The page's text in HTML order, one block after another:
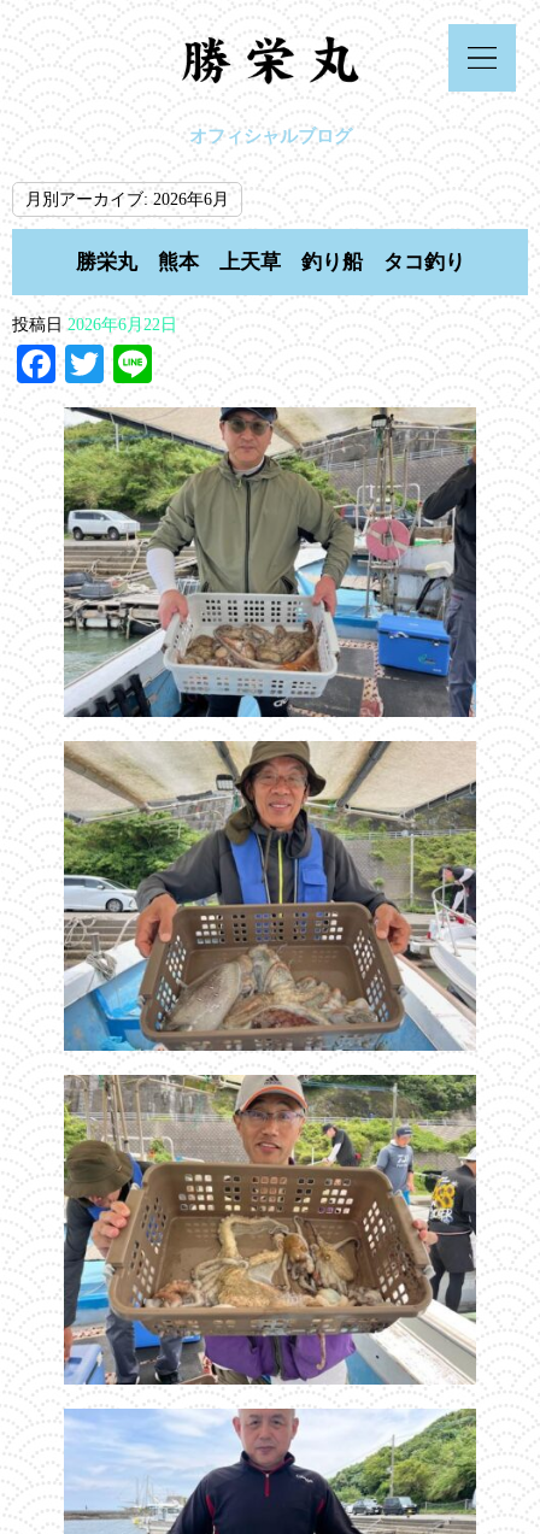
オフィシャルブログ
月別アーカイブ: 2026年6月
勝栄丸 熊本 上天草 釣り船 タコ釣り
投稿日 2026年6月22日
Facebook
Twitter
Line